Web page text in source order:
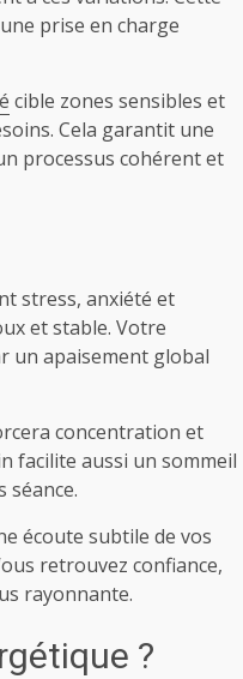
prise en charge
cible zones sensibles et
Cela garantit une
processus cohérent et
stress, anxiété et
et stable. Votre
un apaisement global
concentration et
facilite aussi un sommeil
écoute subtile de vos
retrouvez confiance,
rayonnante.
?